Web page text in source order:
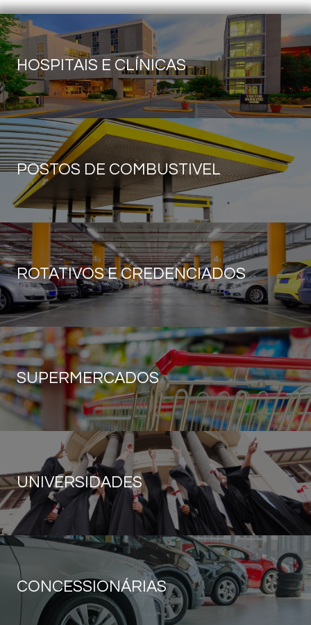
HOSPITAIS E CLÍNICAS
POSTOS DE COMBUSTIVEL
ROTATIVOS E CREDENCIADOS
SUPERMERCADOS
UNIVERSIDADES
CONCESSIONÁRIAS